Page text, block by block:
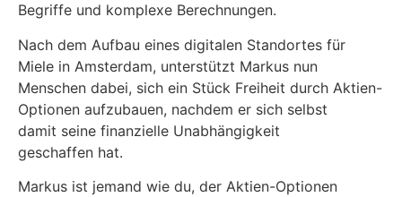
Begriffe und komplexe Berechnungen.
Nach dem Aufbau eines digitalen Standortes für
Miele in Amsterdam, unterstützt Markus nun
Menschen dabei, sich ein Stück Freiheit durch Aktien-
Optionen aufzubauen, nachdem er sich selbst
damit seine finanzielle Unabhängigkeit
geschaffen hat.
Markus ist jemand wie du, der Aktien-Optionen